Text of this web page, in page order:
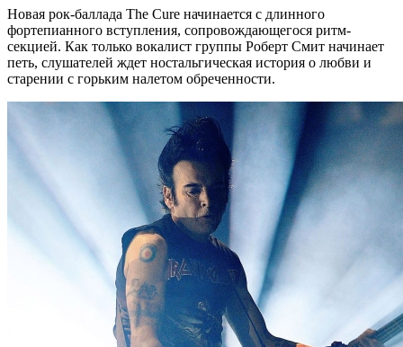
Новая рок-баллада The Cure начинается с длинного
фортепианного вступления, сопровождающегося ритм-
секцией. Как только вокалист группы Роберт Смит начинает
петь, слушателей ждет ностальгическая история о любви и
старении с горьким налетом обреченности.